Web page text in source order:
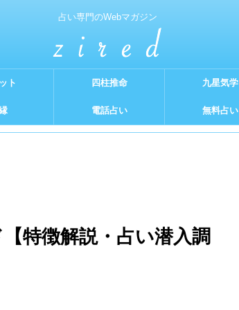
占い専門のWebマガジン
ト 四柱推命 九星気学
電話占い 無料占い
特徴解説・占い潜入調